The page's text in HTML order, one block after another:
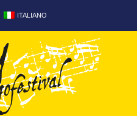
ITALIANO
Homepage